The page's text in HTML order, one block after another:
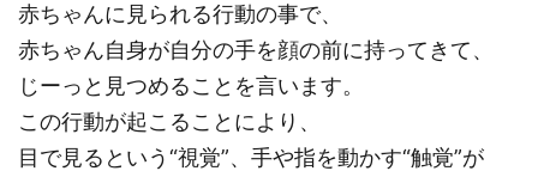
赤ちゃんに見られる行動の事で、
赤ちゃん自身が自分の手を顔の前に持ってきて、
じーっと見つめることを言います。
この行動が起こることにより、
目で見るという“視覚”、手や指を動かす“触覚”が